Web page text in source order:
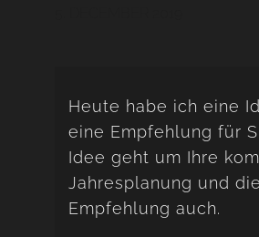
Heute habe ich eine
eine Empfehlung für
Idee geht um Ihre
Jahresplanung und die
Empfehlung auch.